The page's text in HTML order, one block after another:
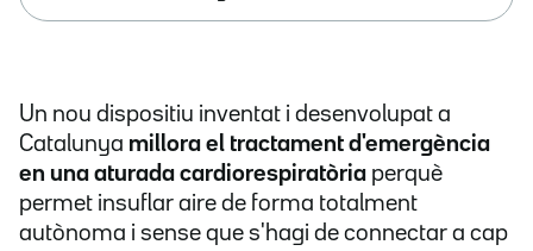
Un nou dispositiu inventat i desenvolupat a
Catalunya millora el tractament d'emergència
en una aturada cardiorespiratòria perquè
permet insuflar aire de forma totalment
autònoma i sense que s'hagi de connectar a cap